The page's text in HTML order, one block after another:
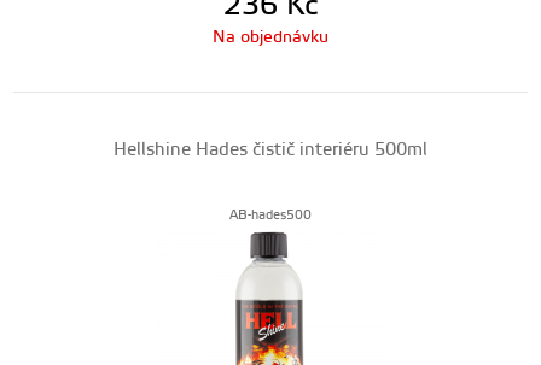
Na objednávku
Hellshine Hades čistič interiéru 500ml
AB-hades500